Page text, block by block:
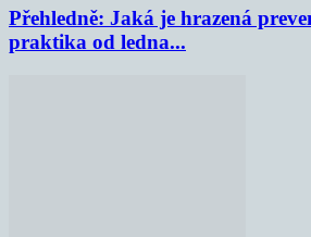
Přehledně: Jaká je hrazená
praktika od ledna...